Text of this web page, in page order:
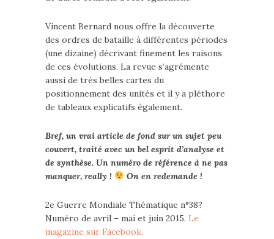
Vincent Bernard nous offre la découverte
des ordres de bataille à différentes périodes
(une dizaine) décrivant finement les raisons
de ces évolutions. La revue s’agrémente
aussi de très belles cartes du
positionnement des unités et il y a pléthore
de tableaux explicatifs également.
Bref, un vrai article de fond sur un sujet peu
couvert, traité avec un bel esprit d’analyse et
de synthèse. Un numéro de référence à ne pas
manquer, really !
On en redemande !
2e Guerre Mondiale Thématique n°38?
Numéro de avril – mai et juin 2015. Le
magazine sur Facebook.